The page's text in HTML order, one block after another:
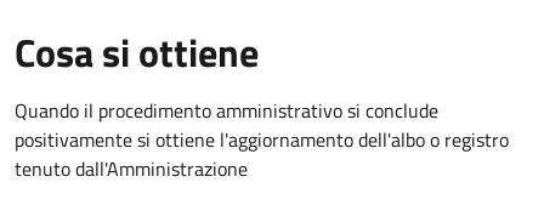
Cosa si ottiene
Quando il procedimento amministrativo si conclude
positivamente si ottiene l'aggiornamento dell'albo o registro
tenuto dall'Amministrazione